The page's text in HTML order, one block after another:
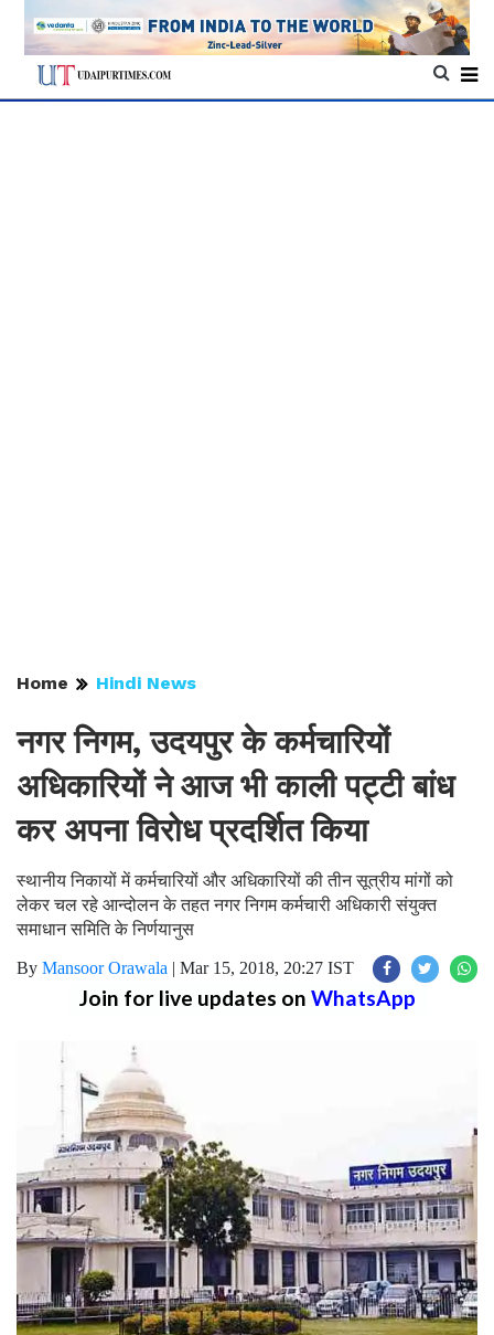
Home Hindi News
नगर निगम, उदयपुर के कर्मचारियों
अधिकारियों ने आज भी काली पट्टी बांध
कर अपना विरोध प्रदर्शित किया
स्थानीय निकायों में कर्मचारियों और अधिकारियों की तीन सूत्रीय मांगों को
लेकर चल रहे आन्दोलन के तहत नगर निगम कर्मचारी अधिकारी संयुक्त
समाधान समिति के निर्णयानुस
By Mansoor Orawala | Mar 15, 2018, 20:27 IST
Join for live updates on WhatsApp